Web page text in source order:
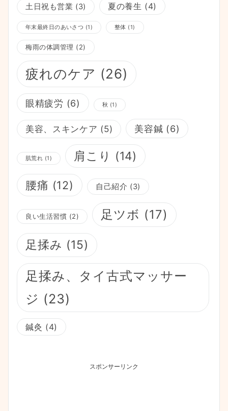
土日祝も営業 (3) 夏の養生 (4)
年末最終日のあいさつ (1) 整体 (1)
梅雨の体調管理 (2)
疲れのケア (26)
眼精疲労 (6) 秋 (1)
美容、スキンケア (5) 美容鍼 (6)
肌荒れ (1) 肩こり (14)
腰痛 (12) 自己紹介 (3)
良い生活習慣 (2) 足ツボ (17)
足揉み (15)
足揉み、タイ古式マッサー
ジ (23)
鍼灸 (4)
スポンサーリンク